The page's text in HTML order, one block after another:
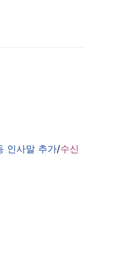
인사말 추가/수신